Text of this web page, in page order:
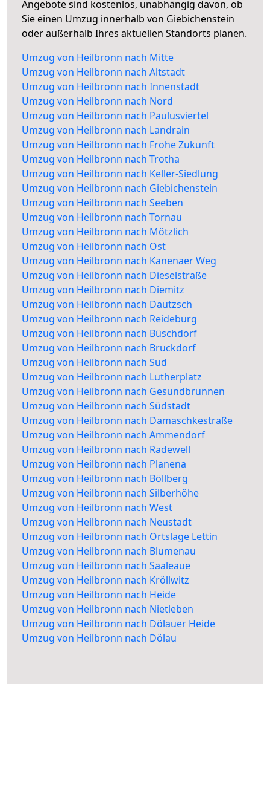
Angebote sind kostenlos, unabhängig davon, ob
Sie einen Umzug innerhalb von Giebichenstein
oder außerhalb Ihres aktuellen Standorts planen.
Umzug von Heilbronn nach Mitte
Umzug von Heilbronn nach Altstadt
Umzug von Heilbronn nach Innenstadt
Umzug von Heilbronn nach Nord
Umzug von Heilbronn nach Paulusviertel
Umzug von Heilbronn nach Landrain
Umzug von Heilbronn nach Frohe Zukunft
Umzug von Heilbronn nach Trotha
Umzug von Heilbronn nach Keller-Siedlung
Umzug von Heilbronn nach Giebichenstein
Umzug von Heilbronn nach Seeben
Umzug von Heilbronn nach Tornau
Umzug von Heilbronn nach Mötzlich
Umzug von Heilbronn nach Ost
Umzug von Heilbronn nach Kanenaer Weg
Umzug von Heilbronn nach Dieselstraße
Umzug von Heilbronn nach Diemitz
Umzug von Heilbronn nach Dautzsch
Umzug von Heilbronn nach Reideburg
Umzug von Heilbronn nach Büschdorf
Umzug von Heilbronn nach Bruckdorf
Umzug von Heilbronn nach Süd
Umzug von Heilbronn nach Lutherplatz
Umzug von Heilbronn nach Gesundbrunnen
Umzug von Heilbronn nach Südstadt
Umzug von Heilbronn nach Damaschkestraße
Umzug von Heilbronn nach Ammendorf
Umzug von Heilbronn nach Radewell
Umzug von Heilbronn nach Planena
Umzug von Heilbronn nach Böllberg
Umzug von Heilbronn nach Silberhöhe
Umzug von Heilbronn nach West
Umzug von Heilbronn nach Neustadt
Umzug von Heilbronn nach Ortslage Lettin
Umzug von Heilbronn nach Blumenau
Umzug von Heilbronn nach Saaleaue
Umzug von Heilbronn nach Kröllwitz
Umzug von Heilbronn nach Heide
Umzug von Heilbronn nach Nietleben
Umzug von Heilbronn nach Dölauer Heide
Umzug von Heilbronn nach Dölau